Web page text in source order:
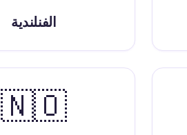
الفنلندية
🇳🇴